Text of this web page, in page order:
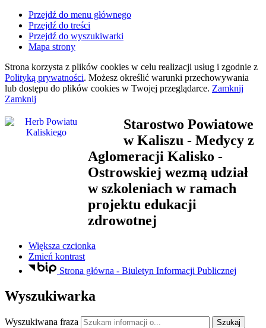
Przejdź do menu głównego
Przejdź do treści
Przejdź do wyszukiwarki
Mapa strony
Strona korzysta z plików cookies w celu realizacji usług i zgodnie z
Polityką prywatności. Możesz określić warunki przechowywania
lub dostępu do plików cookies w Twojej przeglądarce. Zamknij
Zamknij
Starostwo Powiatowe
w Kaliszu - Medycy z
Aglomeracji Kalisko -
Ostrowskiej wezmą udział
w szkoleniach w ramach
projektu edukacji
zdrowotnej
Większa czcionka
Zmień kontrast
Strona główna - Biuletyn Informacji Publicznej
Wyszukiwarka
Wyszukiwana fraza Szukaj